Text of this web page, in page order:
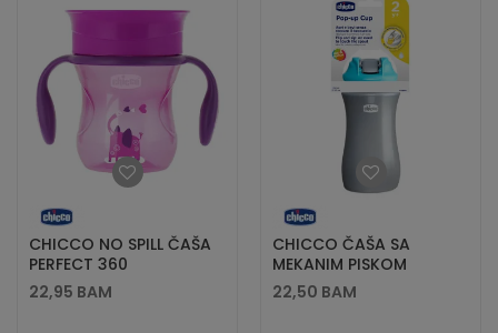
CHICCO NO SPILL ČAŠA
PERFECT 360
STEPENI,12+,ROZE
22,95 BAM
CHICCO ČAŠA SA
MEKANIM PISKOM
350ML,24M+,PLAVA
22,50 BAM